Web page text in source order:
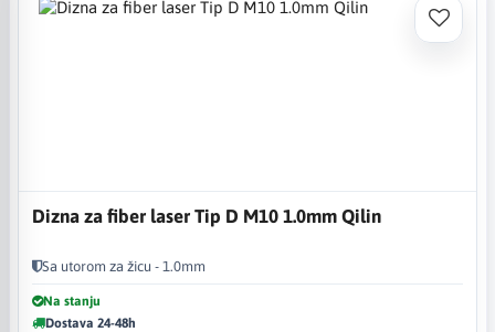
Dizna za fiber laser Tip D M10 1.0mm Qilin
Sa utorom za žicu - 1.0mm
Na stanju
Dostava 24-48h